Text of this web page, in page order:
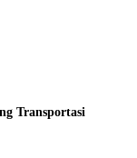
Transportasi